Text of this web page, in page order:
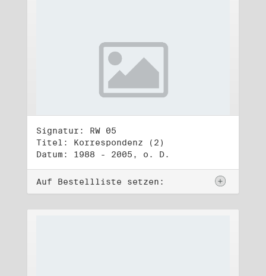
Signatur: RW 05
Titel: Korrespondenz (2)
Datum: 1988 - 2005, o. D.
Auf Bestellliste setzen: